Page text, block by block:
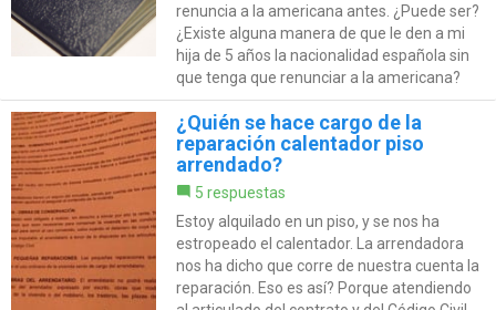
renuncia a la americana antes. ¿Puede ser?
¿Existe alguna manera de que le den a mi
hija de 5 años la nacionalidad española sin
que tenga que renunciar a la americana?
¿Quién se hace cargo de la
reparación calentador piso
arrendado?
5 respuestas
Estoy alquilado en un piso, y se nos ha
estropeado el calentador. La arrendadora
nos ha dicho que corre de nuestra cuenta la
reparación. Eso es así? Porque atendiendo